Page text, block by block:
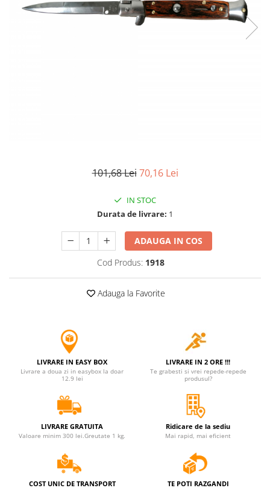
Lanterne
SPORTURI DE ECHIPA101,68 Lei 70,16 Lei
IN STOC
Durata de livrare: 1
ADAUGA IN COS
Cod Produs: 1918
Adauga la Favorite
LIVRARE IN EASY BOX
Livrare a doua zi in easybox la doar
12.9 lei
LIVRARE IN 2 ORE !!!
Te grabesti si vrei repede-repede
produsul?
LIVRARE GRATUITA
Valoare minim 300 lei.Greutate 1 kg.
Ridicare de la sediu
Mai rapid, mai eficient
COST UNIC DE TRANSPORT TE POTI RAZGANDI